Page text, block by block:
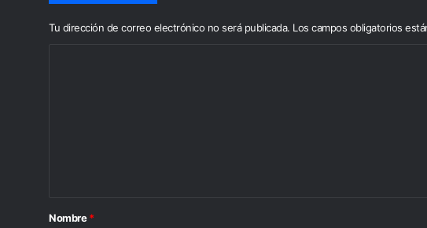
Tu dirección de correo electrónico no será publicada. Los campos obligatorios
r
Nombre*